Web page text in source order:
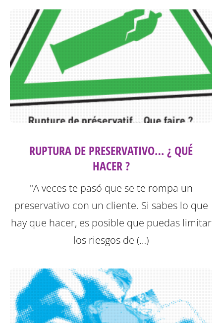
RUPTURA DE PRESERVATIVO… ¿ QUÉ
HACER ?
"A veces te pasó que se te rompa un
preservativo con un cliente. Si sabes lo que
hay que hacer, es posible que puedas limitar
los riesgos de (…)